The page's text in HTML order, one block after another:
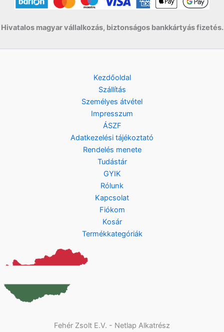
Hivatalos magyar vállalkozás, biztonságos bankkártyás fizetés.
Kezdőoldal
Szállítás
Személyes átvétel
Impresszum
ÁSZF
Adatkezelési tájékoztató
Rendelés menete
Tudástár
GYIK
Rólunk
Kapcsolat
Fiókom
Kosár
Termékkategóriák
Fehér Zsolt E.V. - Netlap Alkatrész